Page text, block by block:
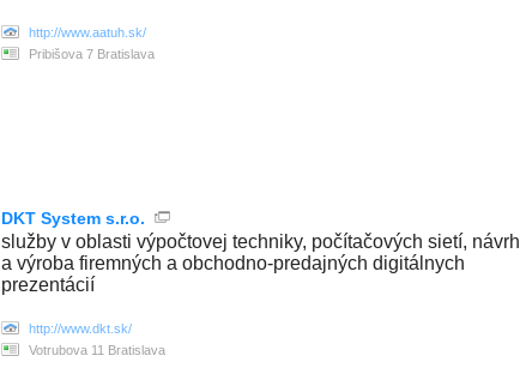
http://www.aatuh.sk/
Pribišova 7 Bratislava
DKT System s.r.o.
služby v oblasti výpočtovej techniky, počítačových sietí, návrh
a výroba firemných a obchodno-predajných digitálnych
prezentácií
http://www.dkt.sk/
Votrubova 11 Bratislava